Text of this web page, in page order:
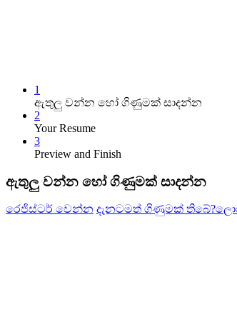
1
ඇතුලු වන්න හෝ ගිණුමක් සාදන්න
2
Your Resume
3
Preview and Finish
ඇතුලු වන්න හෝ ගිණුමක් සාදන්න
රෙජිස්ටර් වෙන්න දැනටමත් ගිණුමක් තිබේ?